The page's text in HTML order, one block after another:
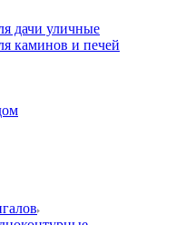
дачи уличные
каминов и печей